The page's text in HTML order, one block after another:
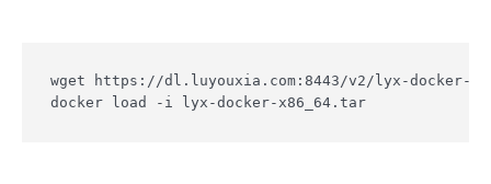
wget https://dl.luyouxia.com:8443/v2/lyx-docker-
docker load -i lyx-docker-x86_64.tar